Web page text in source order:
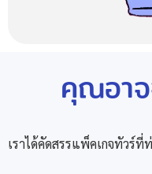
คุณอา
เราได้คัดสรรแพ็คเกจทัวร์